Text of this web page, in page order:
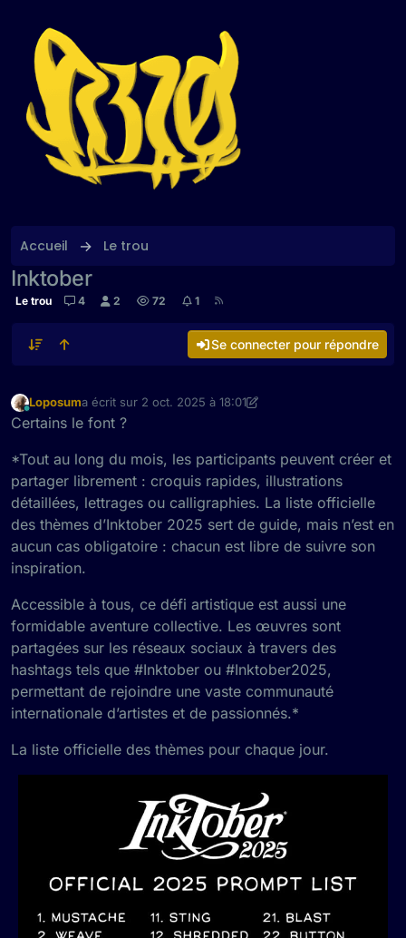
Accueil Le trou
Inktober
Le trou 4 2 72 1
Se connecter pour répondre
En ligne
Loposuma écrit sur 2 oct. 2025 à 18:01
dernière édition par Loposum10 févr. 2025 à 20:09
Certains le font ?
*Tout au long du mois, les participants peuvent créer et
partager librement : croquis rapides, illustrations
détaillées, lettrages ou calligraphies. La liste officielle
des thèmes d’Inktober 2025 sert de guide, mais n’est en
aucun cas obligatoire : chacun est libre de suivre son
inspiration.
Accessible à tous, ce défi artistique est aussi une
formidable aventure collective. Les œuvres sont
partagées sur les réseaux sociaux à travers des
hashtags tels que #Inktober ou #Inktober2025,
permettant de rejoindre une vaste communauté
internationale d’artistes et de passionnés.*
La liste officielle des thèmes pour chaque jour.